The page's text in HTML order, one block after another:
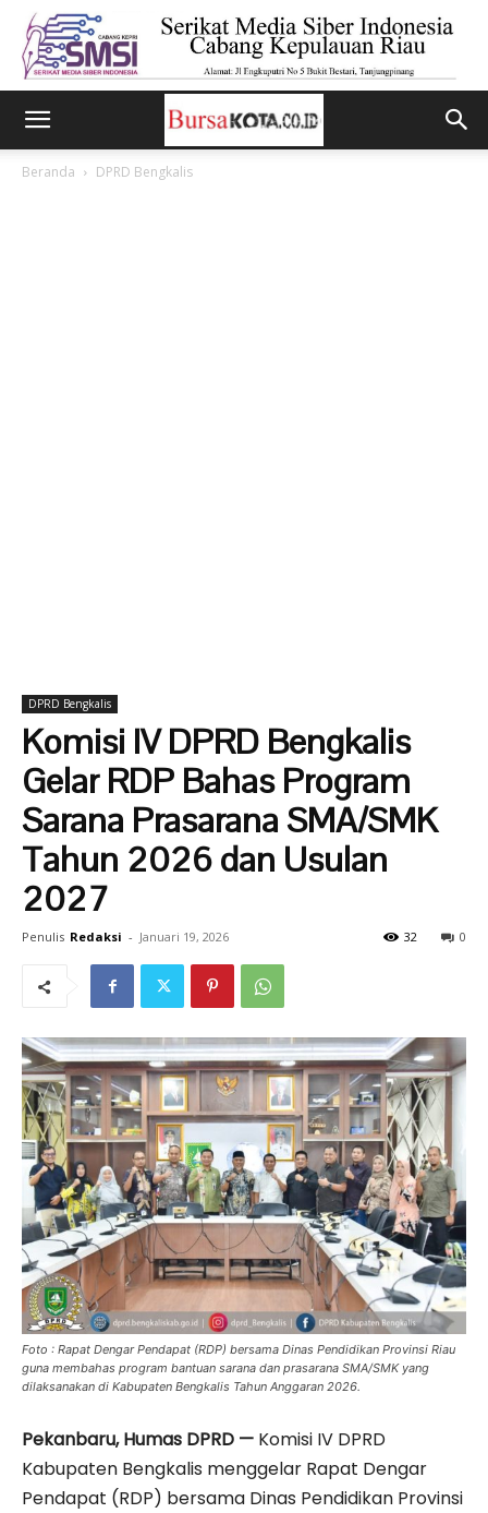
Beranda DPRD Bengkalis
DPRD Bengkalis
Komisi IV DPRD Bengkalis
Gelar RDP Bahas Program
Sarana Prasarana SMA/SMK
Tahun 2026 dan Usulan
2027
Penulis Redaksi - Januari 19, 2026 0
32
Foto : Rapat Dengar Pendapat (RDP) bersama Dinas Pendidikan Provinsi Riau
guna membahas program bantuan sarana dan prasarana SMA/SMK yang
dilaksanakan di Kabupaten Bengkalis Tahun Anggaran 2026.
Pekanbaru, Humas DPRD — Komisi IV DPRD
Kabupaten Bengkalis menggelar Rapat Dengar
Pendapat (RDP) bersama Dinas Pendidikan Provinsi